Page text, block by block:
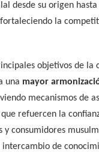
desde su origen
la
objetivos de la
una mayor
mecanismos de
refuercen la
y consumidores
de